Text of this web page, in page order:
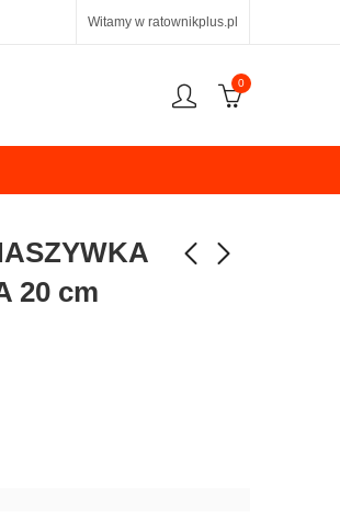
Witamy w ratownikplus.pl
0
20 cm